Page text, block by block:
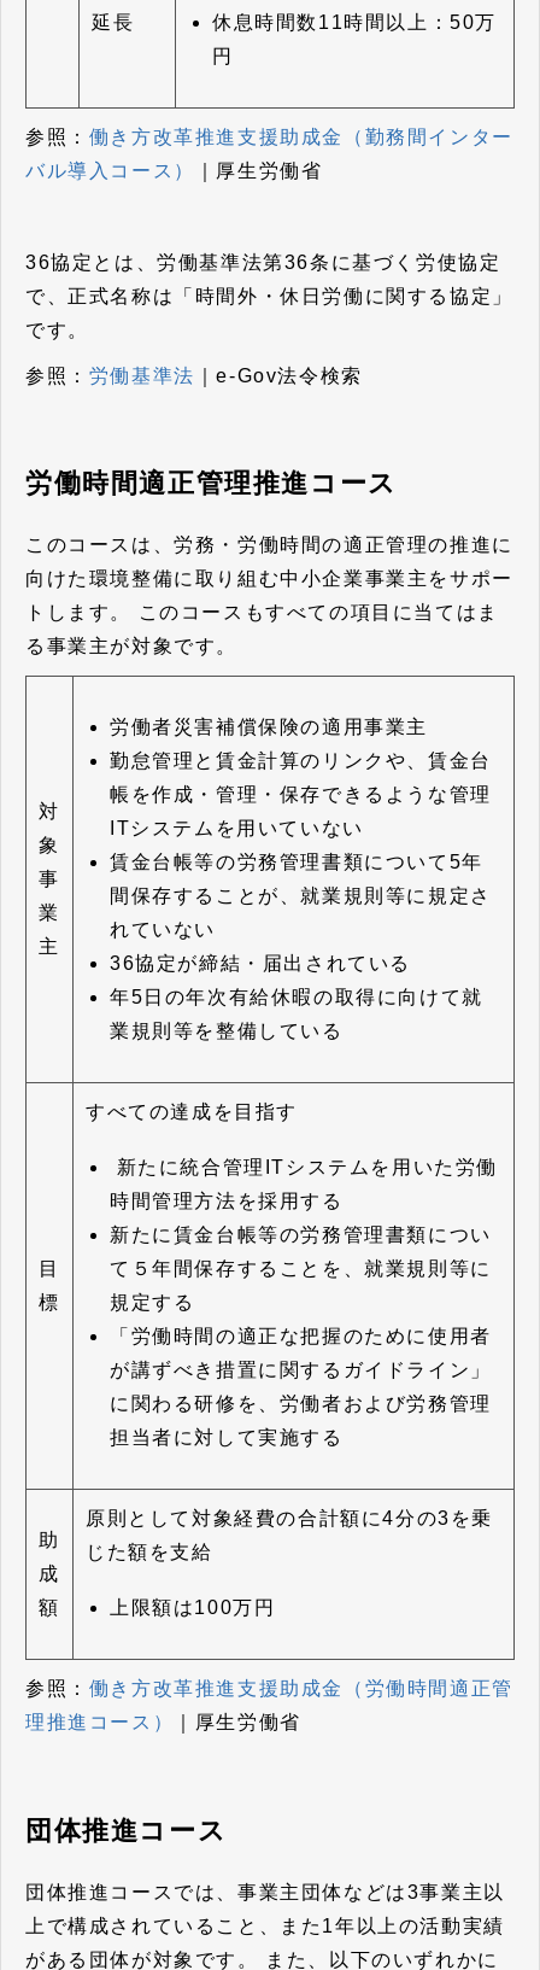
延長
休息時間数11時間以上：50万
円
参照： 働き方改革推進支援助成金（勤務間インター
バル導入コース）
｜厚生労働省
36協定とは、労働基準法第36条に基づく労使協定
で、正式名称は「時間外・休日労働に関する協定」
です。
参照： 労働基準法 ｜e-Gov法令検索
労働時間適正管理推進コース
このコースは、労務・労働時間の適正管理の推進に
向けた環境整備に取り組む中小企業事業主をサポー
トします。
このコースもすべての項目に当てはま
る事業主が対象です。
対
象
事
業
主
労働者災害補償保険の適用事業主
勤怠管理と賃金計算のリンクや、賃金台
帳を作成・管理・保存できるような管理
ITシステムを用いていない
賃金台帳等の労務管理書類について5年
間保存することが、就業規則等に規定さ
れていない
36協定が締結・届出されている
年5日の年次有給休暇の取得に向けて就
業規則等を整備している
目
標
すべての達成を目指す
新たに統合管理ITシステムを用いた労働
時間管理方法を採用する
新たに賃金台帳等の労務管理書類につい
て５年間保存することを、就業規則等に
規定する
「労働時間の適正な把握のために使用者
が講ずべき措置に関するガイドライン」
に関わる研修を、労働者および労務管理
担当者に対して実施する
助
成
額
原則として対象経費の合計額に4分の3を乗
じた額を支給
上限額は100万円
参照： 働き方改革推進支援助成金（労働時間適正管
理推進コース）
｜厚生労働省
団体推進コース
団体推進コースでは、事業主団体などは3事業主以
上で構成されていること、また1年以上の活動実績
がある団体が対象です。
また、以下のいずれかに